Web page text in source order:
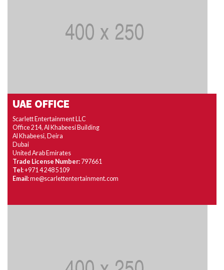
UAE OFFICE
Scarlett Entertainment LLC
Office 214, Al Khabeesi Building
Al Khabeesi, Deira
Dubai
United Arab Emirates
Trade License Number: 797661
Tel:+971 4 248 5109
Email:me@scarlettentertainment.com